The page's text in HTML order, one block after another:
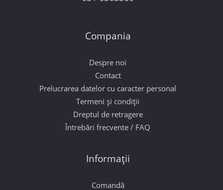
Compania
Despre noi
Contact
Prelucrarea datelor cu caracter personal
Termeni și condiții
Dreptul de retragere
Întrebări frecvente / FAQ
Informații
Comandă